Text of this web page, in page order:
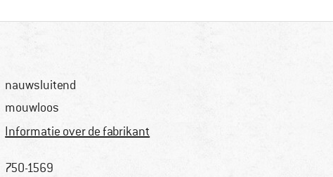
nauwsluitend
mouwloos
Informatie over de fabrikant
750-1569